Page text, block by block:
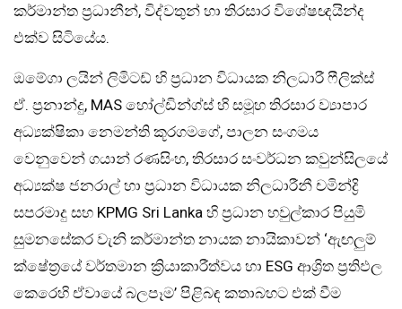
කර්මාන්ත ප්‍රධානීන්, විද්වතුන් හා තිරසාර විශේෂඥයින්ද
එක්ව සිටියේය.
ඔමේගා ලයින් ලිමිටඩ් හි ප්‍රධාන විධායක නිලධාරී ෆීලික්ස්
ඒ. ප්‍රනාන්දු, MAS හෝල්ඩින්ග්ස් හි සමූහ තිරසාර ව්‍යාපාර
අධ්‍යක්ෂිකා නෙමන්ති කූරගමගේ, පාලන සංගමය
වෙනුවෙන් ගයාන් රණසිංහ, තිරසාර සංවර්ධන කවුන්සිලයේ
අධ්‍යක්ෂ ජනරාල් හා ප්‍රධාන විධායක නිලධාරීනී චමින්ද්‍රි
සපරමාදු සහ KPMG Sri Lanka හි ප්‍රධාන හවුල්කාර පියුමි
සුමනසේකර වැනි කර්මාන්ත නායක නායිකාවන් ‘ඇඟලුම්
ක්ෂේත්‍රයේ වර්තමාන ක්‍රියාකාරීත්වය හා ESG ආශ්‍රිත ප්‍රතිඵල
කෙරෙහි ඒවායේ බලපෑම’ පිළිබඳ කතාබහට එක් වීම